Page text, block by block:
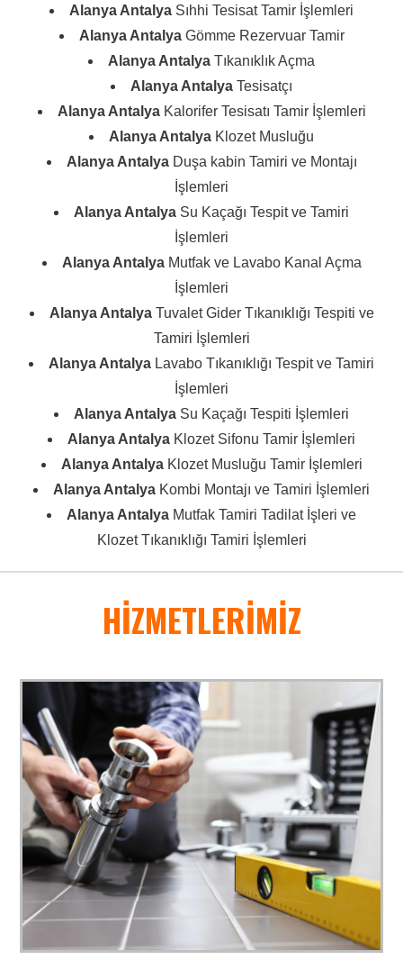
Alanya Antalya Sıhhi Tesisat Tamir İşlemleri
Alanya Antalya Gömme Rezervuar Tamir
Alanya Antalya Tıkanıklık Açma
Alanya Antalya Tesisatçı
Alanya Antalya Kalorifer Tesisatı Tamir İşlemleri
Alanya Antalya Klozet Musluğu
Alanya Antalya Duşa kabin Tamiri ve Montajı
İşlemleri
Alanya Antalya Su Kaçağı Tespit ve Tamiri
İşlemleri
Alanya Antalya Mutfak ve Lavabo Kanal Açma
İşlemleri
Alanya Antalya Tuvalet Gider Tıkanıklığı Tespiti ve
Tamiri İşlemleri
Alanya Antalya Lavabo Tıkanıklığı Tespit ve Tamiri
İşlemleri
Alanya Antalya Su Kaçağı Tespiti İşlemleri
Alanya Antalya Klozet Sifonu Tamir İşlemleri
Alanya Antalya Klozet Musluğu Tamir İşlemleri
Alanya Antalya Kombi Montajı ve Tamiri İşlemleri
Alanya Antalya Mutfak Tamiri Tadilat İşleri ve
Klozet Tıkanıklığı Tamiri İşlemleri
HİZMETLERİMİZ